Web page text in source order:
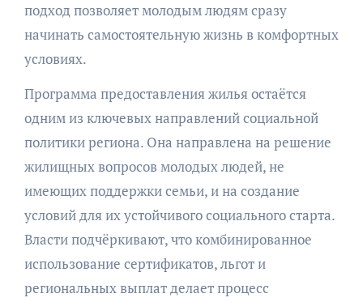
подход позволяет молодым людям сразу
начинать самостоятельную жизнь в комфортных
условиях.
Программа предоставления жилья остаётся
одним из ключевых направлений социальной
политики региона. Она направлена на решение
жилищных вопросов молодых людей, не
имеющих поддержки семьи, и на создание
условий для их устойчивого социального старта.
Власти подчёркивают, что комбинированное
использование сертификатов, льгот и
региональных выплат делает процесс